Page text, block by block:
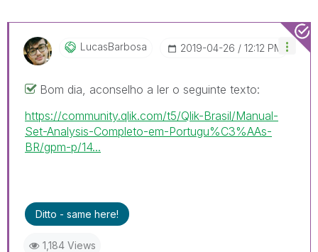
LucasBarbosa ‎2019-04-26 12:12 PM
Bom dia, aconselho a ler o seguinte texto:
https://community.qlik.com/t5/Qlik-Brasil/Manual-
Set-Analysis-Completo-em-Portugu%C3%AAs-
BR/gpm-p/14...
Ditto - same here!
1,184 Views